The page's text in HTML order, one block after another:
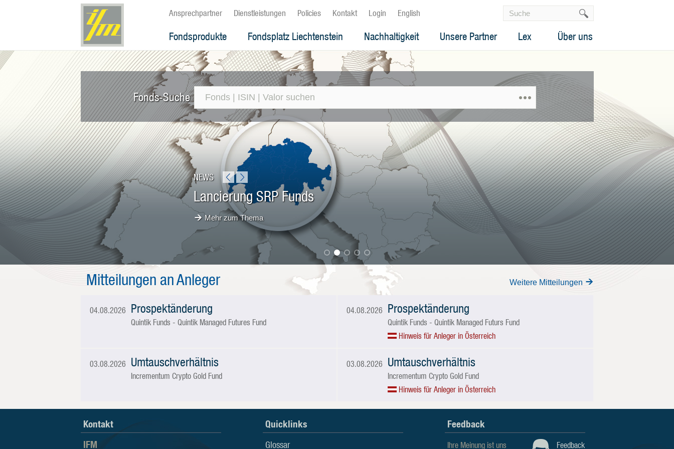
Ansprechpartner Dienstleistungen Policies Kontakt Login English
Fondsprodukte Fondsplatz Liechtenstein Nachhaltigkeit Unsere Partner Lex Über uns
NEWS
Lancierung SRP Funds
Mehr zum Thema
Fonds-Suche
Weitere Mitteilungen
Mitteilungen an Anleger
04.08.2026 Prospektänderung
Quintik Funds - Quintik Managed Futures Fund
04.08.2026 Prospektänderung
Quintik Funds - Quintik Managed Futurs Fund
Hinweis für Anleger in Österreich
03.08.2026 Umtauschverhältnis
Incrementum Crypto Gold Fund
03.08.2026 Umtauschverhältnis
Incrementum Crypto Gold Fund
Hinweis für Anleger in Österreich
IFM – Verwaltungsgesellschaft für Fonds in Liechtenstein (UCITS & AIFM)
Seit 1996 ist die IFM Independent Fund Management AG die erste bankenunabhängige Verwaltungsgesellschaft in Liechtenstein. Wir unterstützen Finanzintermediäre bei Gründung,
Kontakt
IFM
Quicklinks
Glossar
Feedback
Feedback
Ihre Meinung ist uns